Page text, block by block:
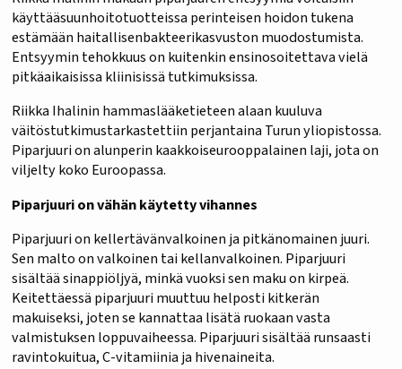
käyttääsuunhoitotuotteissa perinteisen hoidon tukena
estämään haitallisenbakteerikasvuston muodostumista.
Entsyymin tehokkuus on kuitenkin ensinosoitettava vielä
pitkäaikaisissa kliinisissä tutkimuksissa.
Riikka Ihalinin hammaslääketieteen alaan kuuluva
väitöstutkimustarkastettiin perjantaina Turun yliopistossa.
Piparjuuri on alunperin kaakkoiseurooppalainen laji, jota on
viljelty koko Euroopassa.
Piparjuuri on vähän käytetty vihannes
Piparjuuri on kellertävänvalkoinen ja pitkänomainen juuri.
Sen malto on valkoinen tai kellanvalkoinen. Piparjuuri
sisältää sinappiöljyä, minkä vuoksi sen maku on kirpeä.
Keitettäessä piparjuuri muuttuu helposti kitkerän
makuiseksi, joten se kannattaa lisätä ruokaan vasta
valmistuksen loppuvaiheessa. Piparjuuri sisältää runsaasti
ravintokuitua, C-vitamiinia ja hivenaineita.